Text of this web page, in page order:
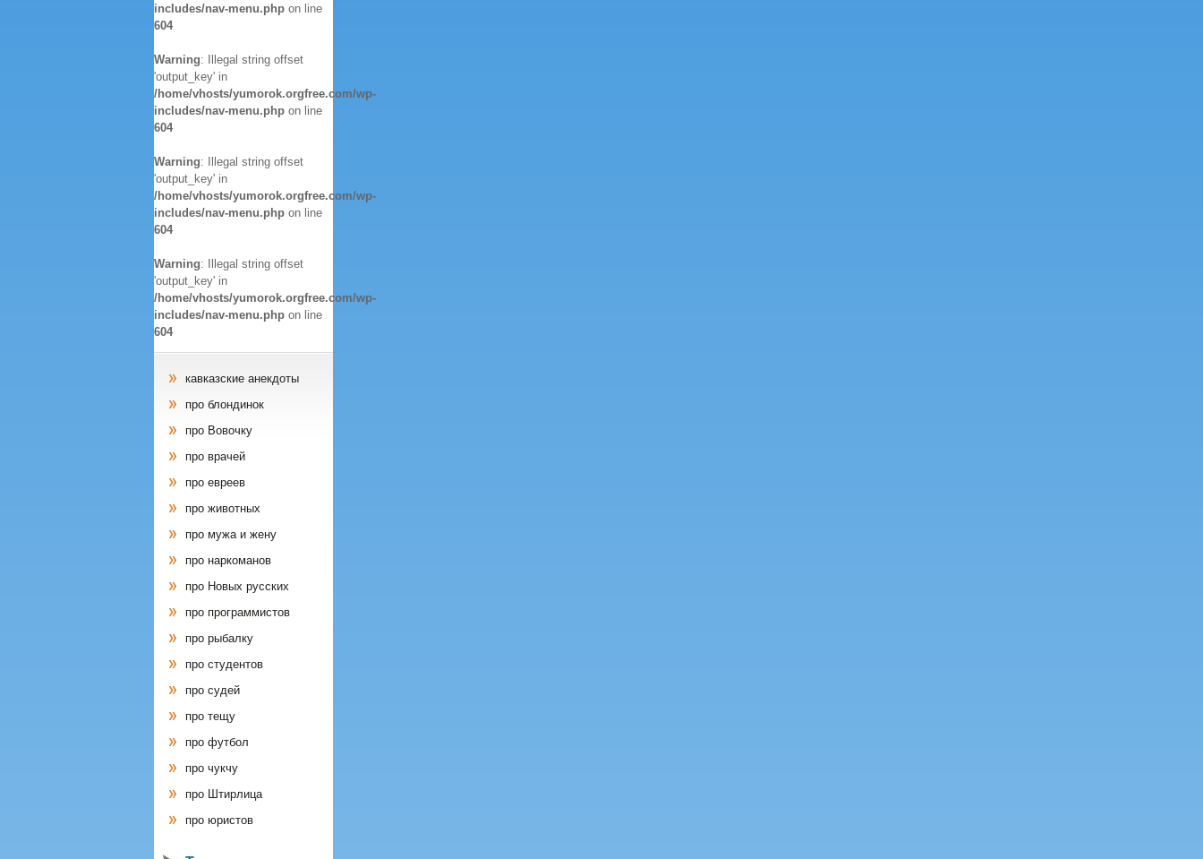
includes/nav-menu.php on line
604
Warning: Illegal string offset
'output_key' in
/home/vhosts/yumorok.orgfree.com/wp-
includes/nav-menu.php on line
604
Warning: Illegal string offset
'output_key' in
/home/vhosts/yumorok.orgfree.com/wp-
includes/nav-menu.php on line
604
Warning: Illegal string offset
'output_key' in
/home/vhosts/yumorok.orgfree.com/wp-
includes/nav-menu.php on line
604
кавказские анекдоты
про блондинок
про Вовочку
про врачей
про евреев
про животных
про мужа и жену
про наркоманов
про Новых русских
про программистов
про рыбалку
про студентов
про судей
про тещу
про футбол
про чукчу
про Штирлица
про юристов